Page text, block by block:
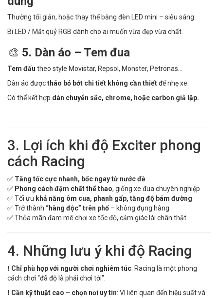
Thường tối giản, hoặc thay thế bằng đèn LED mini – siêu sáng.
Bi LED / Mắt quỷ RGB dành cho ai muốn vừa đẹp vừa chất.
🎨 5. Dàn áo – Tem đua
Tem đấu theo style Movistar, Repsol, Monster, Petronas...
Dàn áo đượctháo bỏ bớt chi tiết không cần thiếtđể nhẹ xe.
Có thể kết hợp dán chuyển sắc, chrome, hoặc carbon giả lập.
3. Lợi ích khi độ Exciter phong
cách Racing
✅ Tăng tốc cực nhanh, bốc ngay từ nước đề
✅ Phong cách đậm chất thể thao, giống xe đua chuyên nghiệp
✅ Tối ưu khả năng ôm cua, phanh gấp, tăng độ bám đường
✅ Trở thành “hàng độc” trên phố– không đụng hàng
✅ Thỏa mãn đam mê chơi xe tốc độ, cảm giác lái chân thật
4. Những lưu ý khi độ Racing
❗ Chỉ phù hợp với người chơi nghiêm túc: Racing là một phong
cách chơi “đã độ là phải chơi tới”.
❗ Cần kỹ thuật cao – chọn nơi uy tín: Vì liên quan đến hiệu suất và